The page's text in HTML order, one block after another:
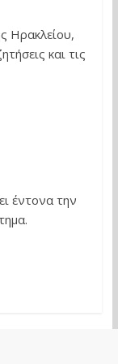
Ηρακλείου,
και τις
έντονα την